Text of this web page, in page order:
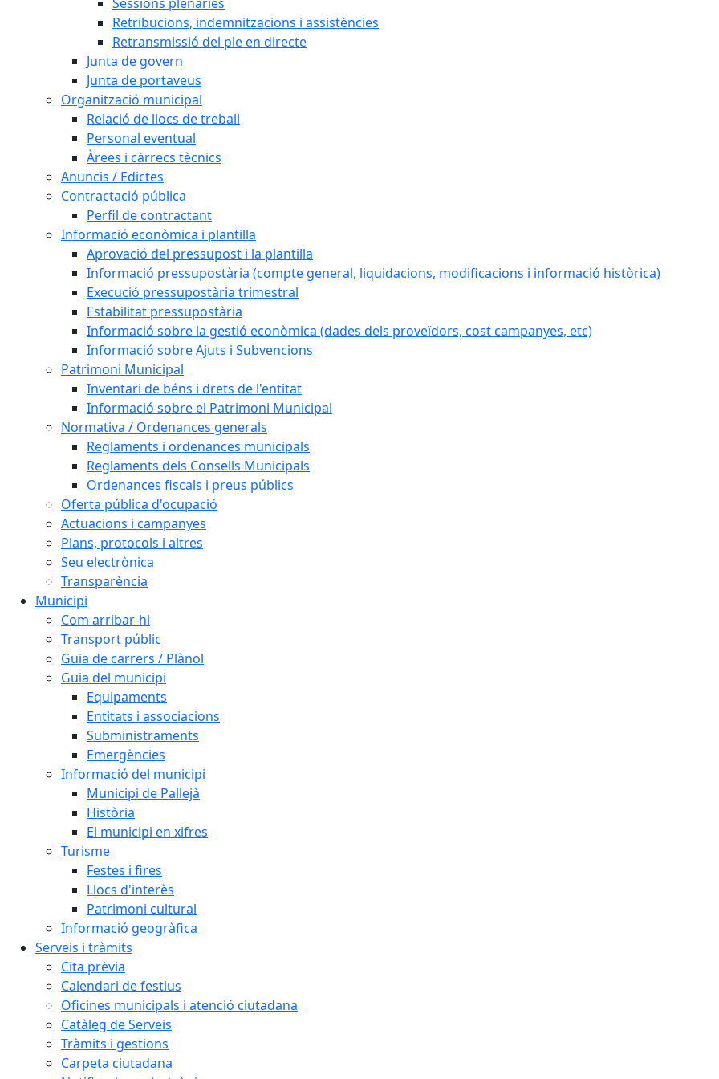
Retribucions, indemnitzacions i assistències
Retransmissió del ple en directe
Junta de govern
Junta de portaveus
Organització municipal
Relació de llocs de treball
Personal eventual
Àrees i càrrecs tècnics
Anuncis / Edictes
Contractació pública
Perfil de contractant
Informació econòmica i plantilla
Aprovació del pressupost i la plantilla
Informació pressupostària (compte general, liquidacions, modificacions i informació històrica)
Execució pressupostària trimestral
Estabilitat pressupostària
Informació sobre la gestió econòmica (dades dels proveïdors, cost campanyes, etc)
Informació sobre Ajuts i Subvencions
Patrimoni Municipal
Inventari de béns i drets de l'entitat
Informació sobre el Patrimoni Municipal
Normativa / Ordenances generals
Reglaments i ordenances municipals
Reglaments dels Consells Municipals
Ordenances fiscals i preus públics
Oferta pública d'ocupació
Actuacions i campanyes
Plans, protocols i altres
Seu electrònica
Transparència
Municipi
Com arribar-hi
Transport públic
Guia de carrers / Plànol
Guia del municipi
Equipaments
Entitats i associacions
Subministraments
Emergències
Informació del municipi
Municipi de Pallejà
Història
El municipi en xifres
Turisme
Festes i fires
Llocs d'interès
Patrimoni cultural
Informació geogràfica
Serveis i tràmits
Cita prèvia
Calendari de festius
Oficines municipals i atenció ciutadana
Catàleg de Serveis
Tràmits i gestions
Carpeta ciutadana